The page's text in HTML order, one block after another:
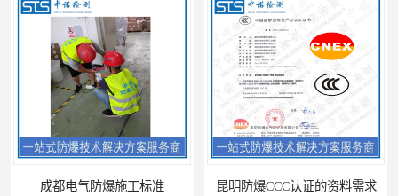
成都电气防爆施工标准 昆明防爆CCC认证的资料需求